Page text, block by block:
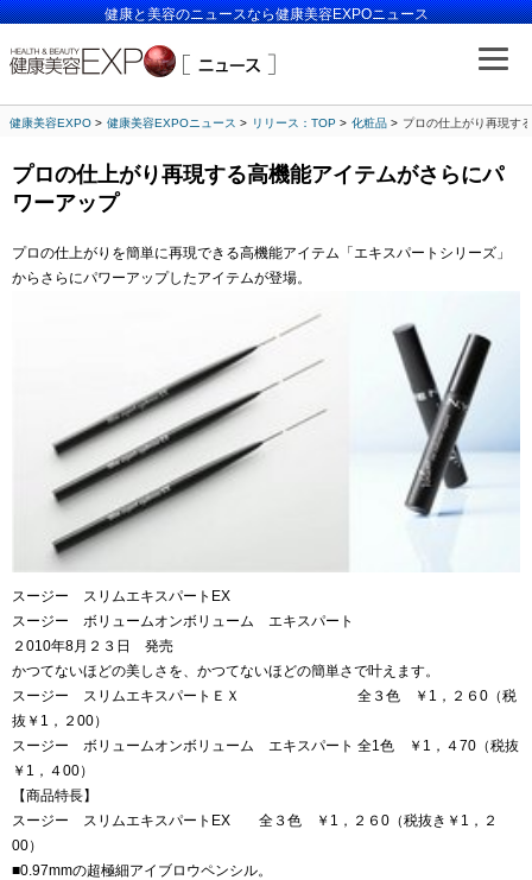
健康と美容のニュースなら健康美容EXPOニュース
健康美容EXPO 健康美容EXPOニュース リリース：TOP 化粧品 プロの仕上がり再現す
プロの仕上がり再現する高機能アイテムがさらにパ
ワーアップ
プロの仕上がりを簡単に再現できる高機能アイテム「エキスパートシリーズ」
からさらにパワーアップしたアイテムが登場。
スージー スリムエキスパートEX
スージー ボリュームオンボリューム エキスパート
２010年8月２３日 発売
かつてないほどの美しさを、かつてないほどの簡単さで叶えます。
スージー スリムエキスパートＥＸ 全３色 ￥1，２６0（税
抜￥1，２00）
スージー ボリュームオンボリューム エキスパート 全1色 ￥1，４70（税抜
￥1，４00）
【商品特長】
スージー スリムエキスパートEX 全３色 ￥1，２６0（税抜き￥1，２
00）
■0.97mmの超極細アイブロウペンシル。